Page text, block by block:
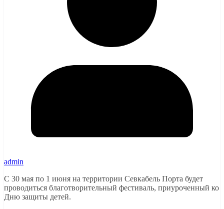
admin
С 30 мая по 1 июня на территории Севкабель Порта будет
проводиться благотворительный фестиваль, приуроченный ко
Дню защиты детей.